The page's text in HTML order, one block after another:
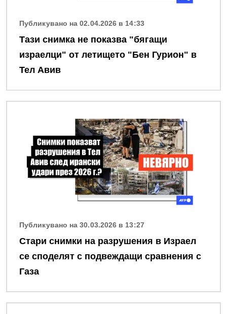
Публикувано на 02.04.2026 в 14:33
Тази снимка не показва "бягащи
израелци" от летището "Бен Гурион" в
Тел Авив
Публикувано на 30.03.2026 в 13:27
Стари снимки на разрушения в Израел
се споделят с подвеждащи сравнения с
Газа